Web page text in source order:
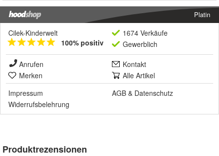
Platin
Cilek-Kinderwelt
100% positiv
1674 Verkäufe
Gewerblich
Anrufen
Kontakt
Merken
Alle Artikel
Impressum
AGB & Datenschutz
Widerrufsbelehrung
Produktrezensionen